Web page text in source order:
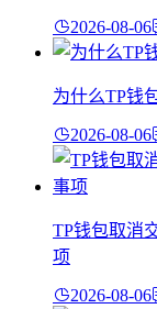
2026-08-06
为什么TP钱
2026-08-06
TP钱包取消
项
2026-08-06